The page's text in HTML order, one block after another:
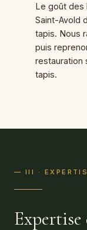
Le goût des
Saint-Avold
tapis. Nous
puis
restauration
tapis.
— III ·